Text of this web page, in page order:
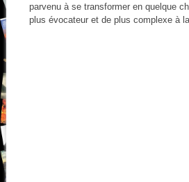
parvenu à se transformer en quelque
plus évocateur et de plus complexe à